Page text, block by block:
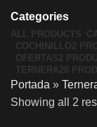
Categories
ALL PRODUCTS
COCHINILLO2
OFERTAS2
TERNERA28
Portada »
Showing all 2